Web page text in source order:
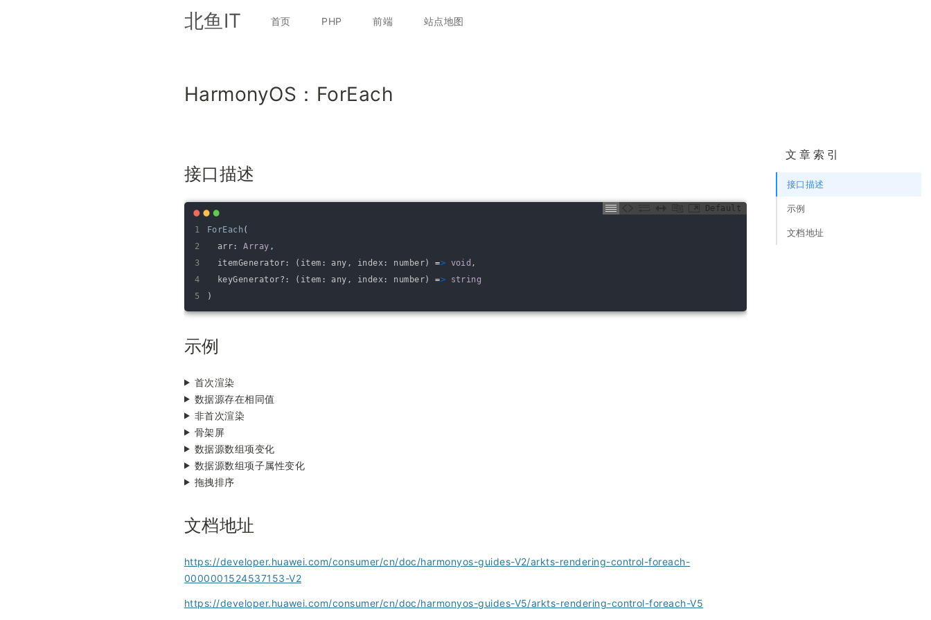
北鱼IT
至
正
首页 PHP 前端 站点地图
HarmonyOS：ForEach
文章索引
接口描述
示例
文档地址
接口描述
Default
1
2
3
4
5
ForEach (
arr : Array ,
itemGenerator : ( item : any , index : number) => void ,
keyGenerator? : ( item : any , index : number) =>
string
)
示例
首次渲染
数据源存在相同值
非首次渲染
骨架屏
数据源数组项变化
数据源数组项子属性变化
拖拽排序
文档地址
https://developer.huawei.com/consumer/cn/doc/harmonyos-guides-V2/arkts-rendering-control-foreach-
0000001524537153-V2
https://developer.huawei.com/consumer/cn/doc/harmonyos-guides-V5/arkts-rendering-control-foreach-V5